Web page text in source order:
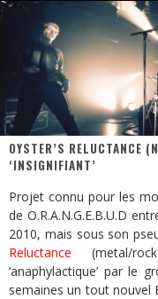
OYSTER’S RELUCTANCE
‘INSIGNIFIANT’
Projet connu pour les
de O.R.A.N.G.E.B.U.D
2010, mais sous son
Reluctance (metal/
‘anaphylactique’ par le
semaines un tout nouvel